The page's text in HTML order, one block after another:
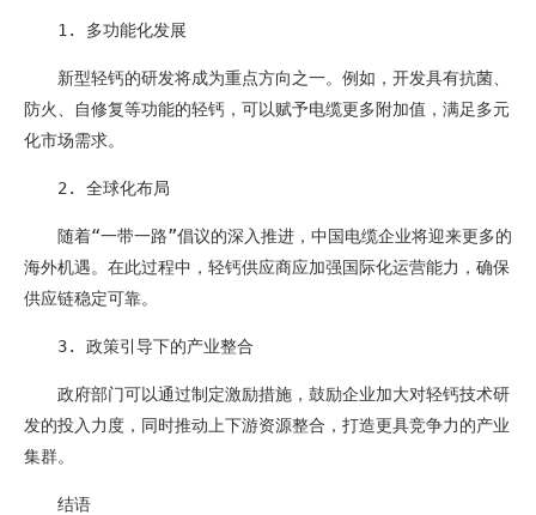
1. 多功能化发展
新型轻钙的研发将成为重点方向之一。例如，开发具有抗菌、
防火、自修复等功能的轻钙，可以赋予电缆更多附加值，满足多元
化市场需求。
2. 全球化布局
随着“一带一路”倡议的深入推进，中国电缆企业将迎来更多的
海外机遇。在此过程中，轻钙供应商应加强国际化运营能力，确保
供应链稳定可靠。
3. 政策引导下的产业整合
政府部门可以通过制定激励措施，鼓励企业加大对轻钙技术研
发的投入力度，同时推动上下游资源整合，打造更具竞争力的产业
集群。
结语